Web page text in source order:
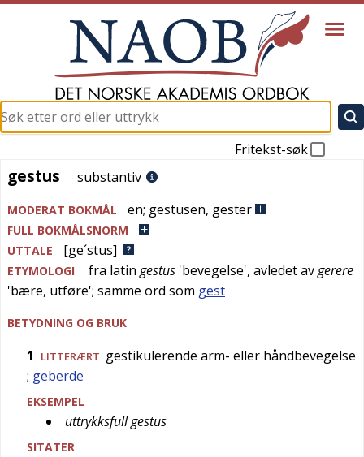
Fritekst-søk
gestus
gestus substantiv
MODERAT BOKMÅL en; gestusen, gester
FULL BOKMÅLSNORM
UTTALE
[ge´stus]
ETYMOLOGI fra latin gestus 'bevegelse', avledet avgerere
'bære, utføre'; samme ord som gest
BETYDNING OG BRUK
1 LITTERÆRT gestikulerende arm- eller håndbevegelse
; geberde
EKSEMPEL
uttrykksfull gestus
SITATER